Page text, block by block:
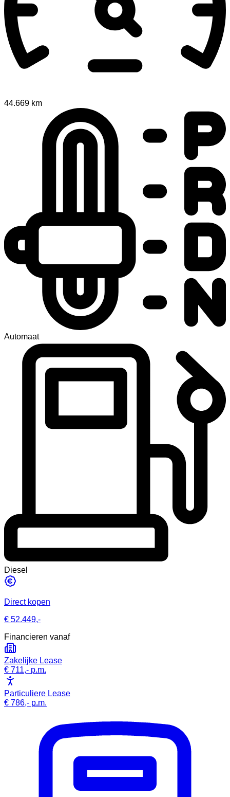
44.669 km
Automaat
Diesel
Direct kopen
€ 52.449,-
Financieren vanaf
Zakelijke Lease
€ 711,- p.m.
Particuliere Lease
€ 786,- p.m.